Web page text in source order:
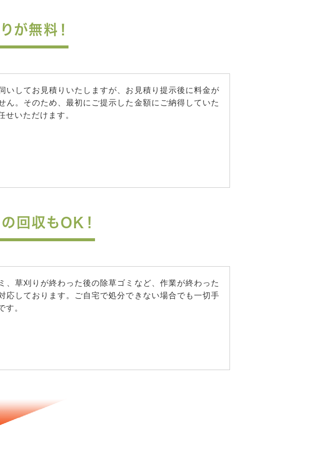
が無料！
いしてお見積りいたしますが、お見積り提示後に料金が
ん。そのため、最初にご提示した金額にご納得していた
せいただけます。
回収もOK！
、草刈りが終わった後の除草ゴミなど、作業が終わった
応しております。ご自宅で処分できない場合でも一切手
す。